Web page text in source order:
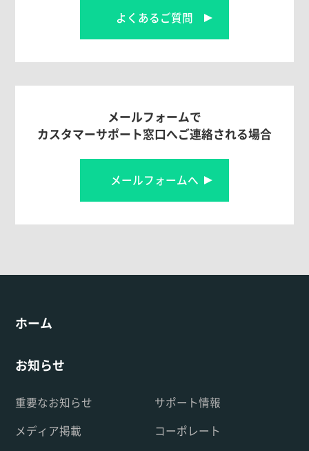
よくあるご質問
メールフォームで
カスタマーサポート窓口へご連絡される場合
メールフォームへ
ホーム
お知らせ
重要なお知らせ
サポート情報
メディア掲載
コーポレート